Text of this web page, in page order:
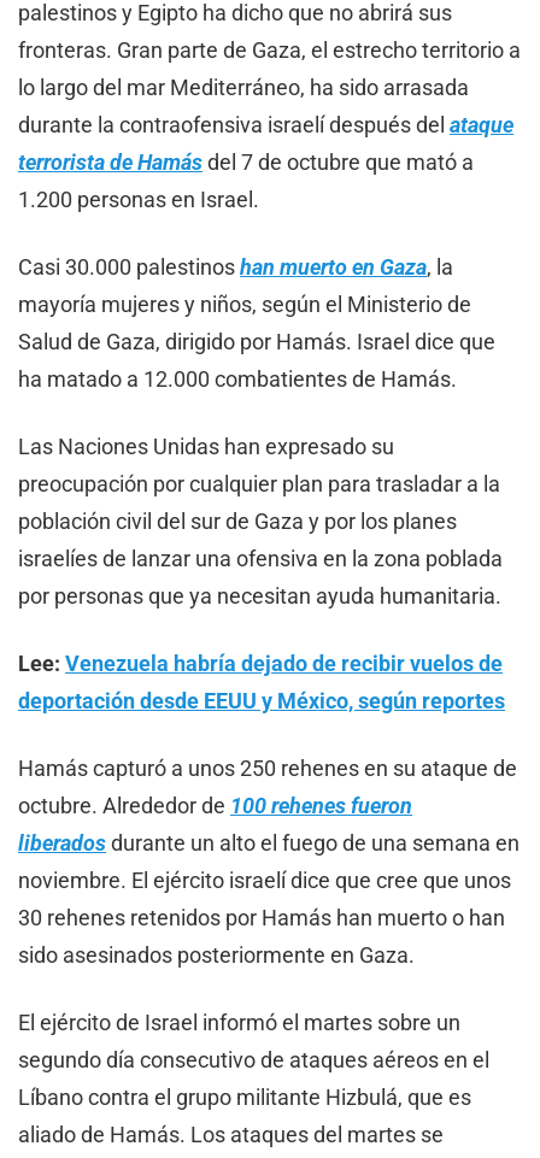
palestinos y Egipto ha dicho que no abrirá sus
fronteras. Gran parte de Gaza, el estrecho territorio a
lo largo del mar Mediterráneo, ha sido arrasada
durante la contraofensiva israelí después del ataque
terrorista de Hamásdel 7 de octubre que mató a
1.200 personas en Israel.
Casi 30.000 palestinoshan muerto en Gaza, la
mayoría mujeres y niños, según el Ministerio de
Salud de Gaza, dirigido por Hamás. Israel dice que
ha matado a 12.000 combatientes de Hamás.
Las Naciones Unidas han expresado su
preocupación por cualquier plan para trasladar a la
población civil del sur de Gaza y por los planes
israelíes de lanzar una ofensiva en la zona poblada
por personas que ya necesitan ayuda humanitaria.
Lee: Venezuela habría dejado de recibir vuelos de
deportación desde EEUU y México, según reportes
Hamás capturó a unos 250 rehenes en su ataque de
octubre. Alrededor de 100 rehenes fueron
liberadosdurante un alto el fuego de una semana en
noviembre. El ejército israelí dice que cree que unos
30 rehenes retenidos por Hamás han muerto o han
sido asesinados posteriormente en Gaza.
El ejército de Israel informó el martes sobre un
segundo día consecutivo de ataques aéreos en el
Líbano contra el grupo militante Hizbulá, que es
aliado de Hamás. Los ataques del martes se